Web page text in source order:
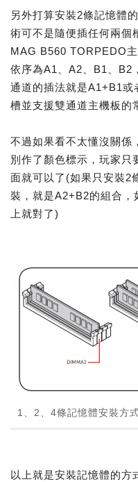
另外打算安裝2條記憶體
術可不是隨便插任何兩個
MAG B560 TORPEDO
依序為A1、A2、B1、B2
通道的插法就是A1+B1
槽並支援雙通道主機板的
不過如果看不太懂沒關係
別作了顏色標示，玩家只
面就可以了(如果只安裝2
裝，就是A2+B2的組合，
上就對了)
1、2、4條記憶體安裝方
以上就是安裝記憶體的方